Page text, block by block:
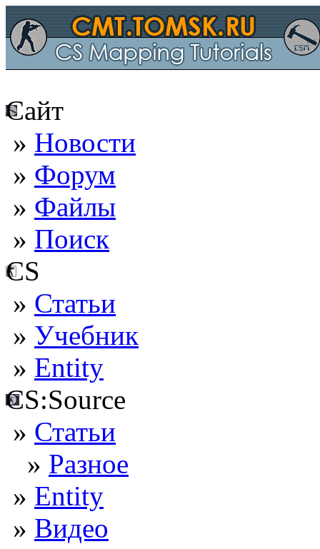
Сайт
» Новости
» Форум
» Файлы
» Поиск
CS
» Статьи
» Учебник
» Entity
CS:Source
» Статьи
» Разное
» Entity
» Видео